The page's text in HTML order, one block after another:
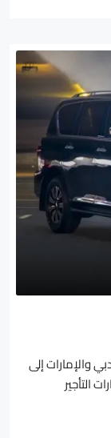
والإمارات إلى
التأجير